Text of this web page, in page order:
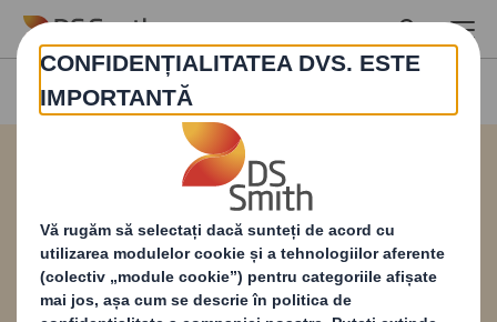
Skip to main content
Descărcați broșura
noastră aici